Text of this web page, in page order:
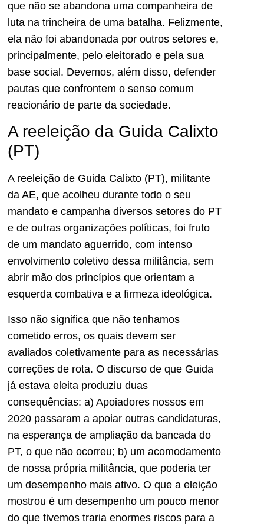
que não se abandona uma companheira de
luta na trincheira de uma batalha. Felizmente,
ela não foi abandonada por outros setores e,
principalmente, pelo eleitorado e pela sua
base social. Devemos, além disso, defender
pautas que confrontem o senso comum
reacionário de parte da sociedade.
A reeleição da Guida Calixto
(PT)
A reeleição de Guida Calixto (PT), militante
da AE, que acolheu durante todo o seu
mandato e campanha diversos setores do PT
e de outras organizações políticas, foi fruto
de um mandato aguerrido, com intenso
envolvimento coletivo dessa militância, sem
abrir mão dos princípios que orientam a
esquerda combativa e a firmeza ideológica.
Isso não significa que não tenhamos
cometido erros, os quais devem ser
avaliados coletivamente para as necessárias
correções de rota. O discurso de que Guida
já estava eleita produziu duas
consequências: a) Apoiadores nossos em
2020 passaram a apoiar outras candidaturas,
na esperança de ampliação da bancada do
PT, o que não ocorreu; b) um acomodamento
de nossa própria militância, que poderia ter
um desempenho mais ativo. O que a eleição
mostrou é um desempenho um pouco menor
do que tivemos traria enormes riscos para a